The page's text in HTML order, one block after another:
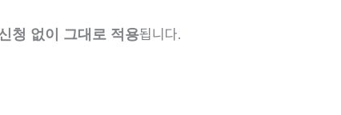
청 없이 그대로 적용됩니다.